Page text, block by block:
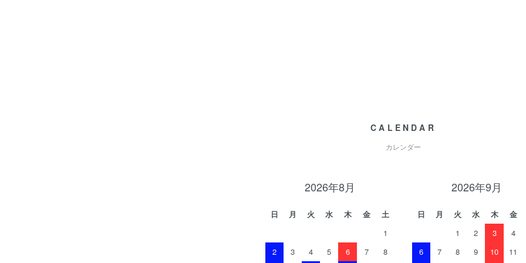
CALENDAR
カレンダー
2026年8月
日 月 火 水 木 金
土
1
2
3 4 5 6 7 8
2026年9月
日 月 火 水 木 金
1
2 3 4
6
7 8 9 10 11